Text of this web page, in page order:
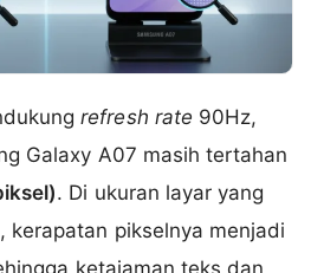
refresh rate 90Hz,
Galaxy A07 masih tertahan
. Di ukuran layar yang
kerapatan pikselnya menjadi
ketajaman teks dan